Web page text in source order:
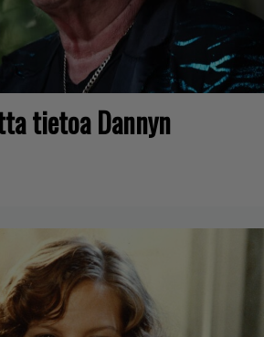
tietoa Dannyn